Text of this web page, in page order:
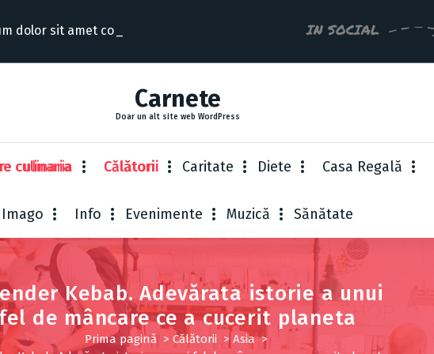
dolor sit amet consectet IN SOCIAL
Carnete
Doar un alt site web WordPress
culinaria Cǎlǎtorii Caritate Diete Casa Regală
Imago Info Evenimente Muzică Sănătate
Kebab. Adevărata istorie a unui
de mâncare ce a cucerit planeta
Prima pagină> Cǎlǎtorii > Asia>